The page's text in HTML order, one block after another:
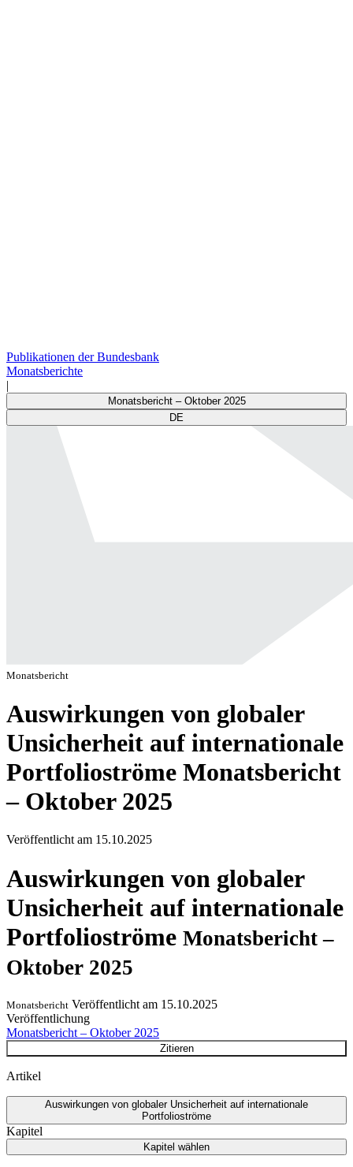
Publikationen der Bundesbank
Monatsberichte
|
Monatsbericht – Oktober 2025
DE
Monatsbericht
Auswirkungen von globaler
Unsicherheit auf internationale
Portfolioströme Monatsbericht
– Oktober 2025
Veröffentlicht am 15.10.2025
Auswirkungen von globaler
Unsicherheit auf internationale
Portfolioströme Monatsbericht –
Oktober 2025
Monatsbericht Veröffentlicht am 15.10.2025
Veröffentlichung
Monatsbericht – Oktober 2025
Zitieren
Artikel
Auswirkungen von globaler Unsicherheit auf internationale
Portfolioströme
Kapitel
Kapitel wählen